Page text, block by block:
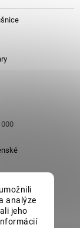
analýze
jeho